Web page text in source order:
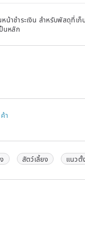
them!
completion time
in the design studio.
น้าชำระเงิน สำหรับพัสดุที่เก็
นหลัก
า
สัตว์เลี้ยง แนวตั้